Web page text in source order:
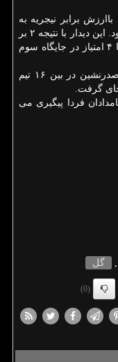
برابر نیجریه به
دست آورد تا به صعود به دور بعد امیدوار شود. این دیدار با نتیجه ۲ بر
یك به نفع استرالیا به انتها رسید و این تیم با ۴ امتیاز در جایگاه سوم
در این گروه نیجریه با شش امتیاز بعنوان صدرنشین در بین ۱۶ تیم
گرفت.
فردا پیگیری می
, گل
(0)